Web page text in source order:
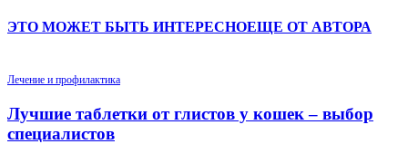
ЭТО МОЖЕТ БЫТЬ ИНТЕРЕСНОЕЩЕ ОТ АВТОРА
Лечение и профилактика
Лучшие таблетки от глистов у кошек – выбор
специалистов